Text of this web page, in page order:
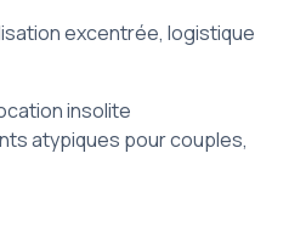
excentrée, logistique
insolite
atypiques pour couples,